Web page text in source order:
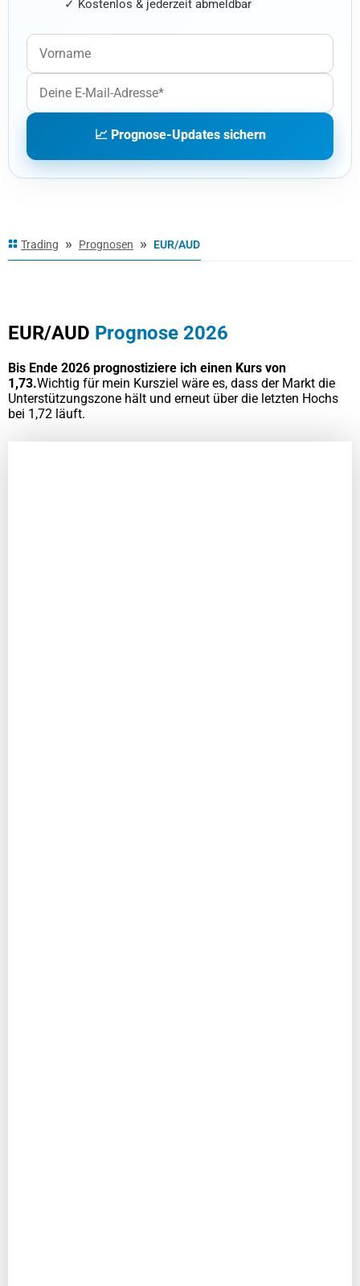
✓ Kostenlos & jederzeit abmeldbar
📈 Prognose-Updates sichern
Trading » Prognosen » EUR/AUD
EUR/AUD Prognose 2026
Bis Ende 2026 prognostiziere ich einen Kurs von
1,73.Wichtig für mein Kursziel wäre es, dass der Markt die
Unterstützungszone hält und erneut über die letzten Hochs
bei 1,72 läuft.